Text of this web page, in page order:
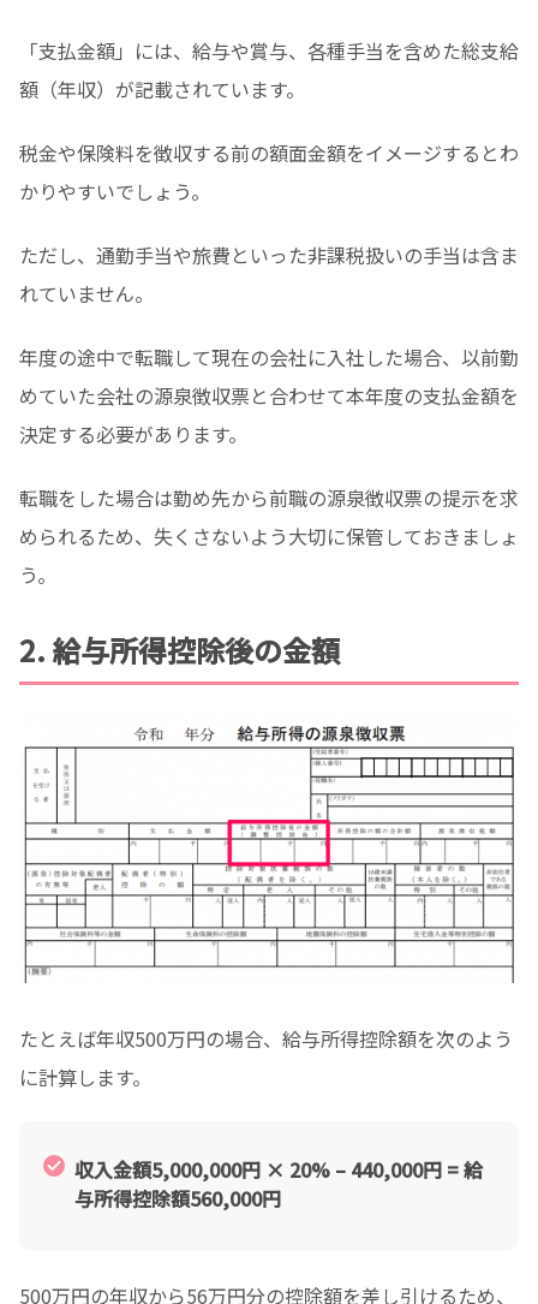
「支払金額」には、給与や賞与、各種手当を含めた総支給
額（年収）が記載されています。
税金や保険料を徴収する前の額面金額をイメージするとわ
かりやすいでしょう。
ただし、通勤手当や旅費といった非課税扱いの手当は含ま
れていません。
年度の途中で転職して現在の会社に入社した場合、以前勤
めていた会社の源泉徴収票と合わせて本年度の支払金額を
決定する必要があります。
転職をした場合は勤め先から前職の源泉徴収票の提示を求
められるため、失くさないよう大切に保管しておきましょ
う。
2. 給与所得控除後の金額
たとえば年収500万円の場合、給与所得控除額を次のよう
に計算します。
収入金額5,000,000円 × 20% – 440,000円 = 給
与所得控除額560,000円
500万円の年収から56万円分の控除額を差し引けるため、